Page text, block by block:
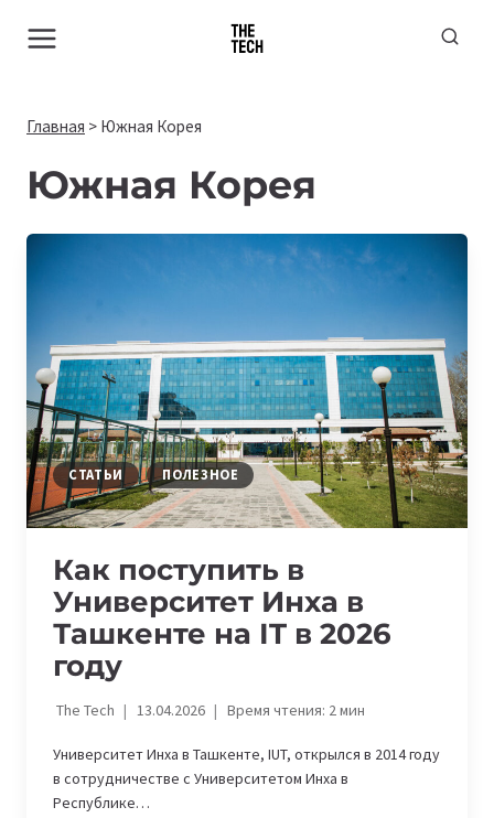
Главная > Южная Корея
Южная Корея
СТАТЬИ ПОЛЕЗНОЕ
Как поступить в
Университет Инха в
Ташкенте на IT в 2026
году
The Tech 13.04.2026 Время чтения: 2мин
Университет Инха в Ташкенте, IUT, открылся в 2014 году
в сотрудничестве с Университетом Инха в
Республике…